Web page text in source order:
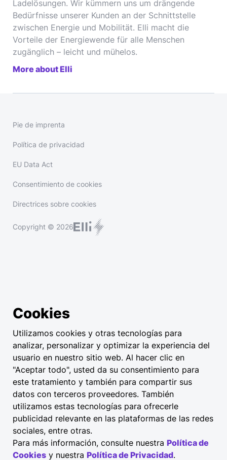
Ladelösungen. Wir kümmern uns um drängende
Bedürfnisse unserer Kunden an der Schnittstelle
zwischen Energie und Mobilität. Elli macht die
Vorteile der Energiewende für alle Menschen
zugänglich – leicht und mühelos.
More about Elli
Pie de imprenta
Política de privacidad
EU Data Act
Consentimiento de cookies
Directrices sobre cookies
Copyright © 2026
Cookies
Utilizamos cookies y otras tecnologías para
analizar, personalizar y optimizar la experiencia del
usuario en nuestro sitio web. Al hacer clic en
"Aceptar todo", usted da su consentimiento para
este tratamiento y también para compartir sus
datos con terceros proveedores. También
utilizamos estas tecnologías para ofrecerle
publicidad relevante en las plataformas de las redes
sociales, entre otras.
Para más información, consulte nuestra Política de
Cookies y nuestra Política de Privacidad.